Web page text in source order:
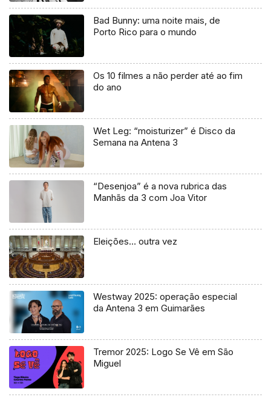
Bad Bunny: uma noite mais, de
Porto Rico para o mundo
Os 10 filmes a não perder até ao fim
do ano
Wet Leg: “moisturizer” é Disco da
Semana na Antena 3
“Desenjoa” é a nova rubrica das
Manhãs da 3 com Joa Vitor
Eleições… outra vez
Westway 2025: operação especial
da Antena 3 em Guimarães
Tremor 2025: Logo Se Vê em São
Miguel